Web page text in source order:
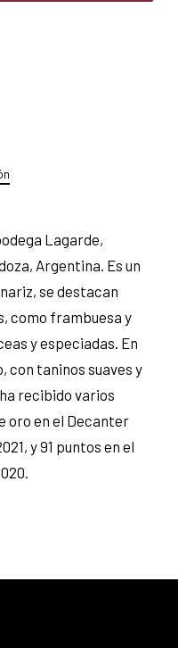
Lagarde,
Argentina. Es un
se destacan
como frambuesa y
y especiadas. En
con taninos suaves y
recibido varios
oro en el Decanter
y 91 puntos en el